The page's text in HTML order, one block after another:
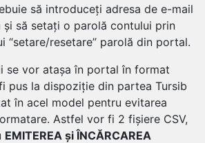
să introduceți adresa de e-mail
și să setați o parolă contului prin
“setare/resetare” parolă din portal.
se vor atașa în portal în format
pus la dispoziție din partea Tursib
în acel model pentru evitarea
Astfel vor fi 2 fișiere CSV,
EMITEREA și ÎNCĂRCAREA